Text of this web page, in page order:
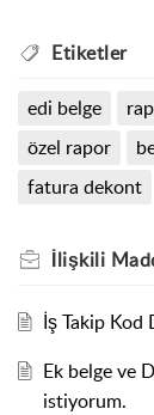
Etiketler
edi belge
özel rapor
fatura dekont
İlişkili
İş Takip Kod
Ek belge ve
istiyorum.